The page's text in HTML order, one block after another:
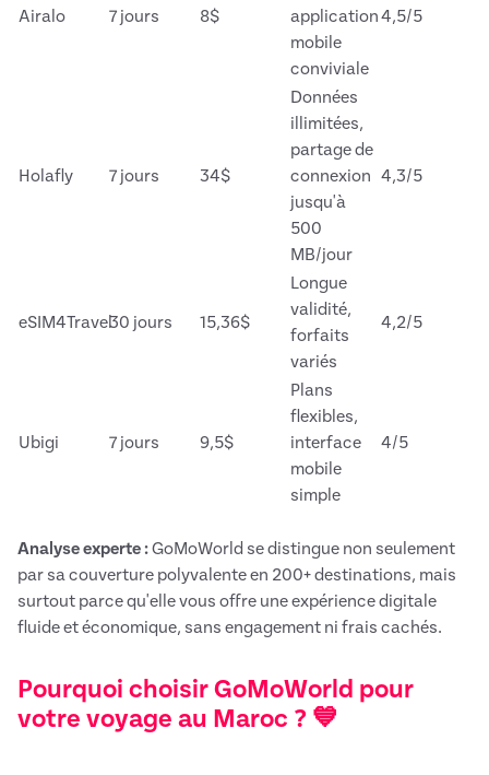
Airalo 7 jours 8$
application
mobile
conviviale
4,5/5
Holafly 7 jours 34$
Données
illimitées,
partage de
connexion
jusqu'à
500
MB/jour
4,3/5
eSIM4Travel30 jours 15,36$
Longue
validité,
forfaits
variés
4,2/5
Ubigi 7 jours 9,5$
Plans
flexibles,
interface
mobile
simple
4/5
Analyse experte :GoMoWorld se distingue non seulement
par sa couverture polyvalente en 200+ destinations, mais
surtout parce qu'elle vous offre une expérience digitale
fluide et économique, sans engagement ni frais cachés.
Pourquoi choisir GoMoWorld pour
votre voyage au Maroc ? 💙